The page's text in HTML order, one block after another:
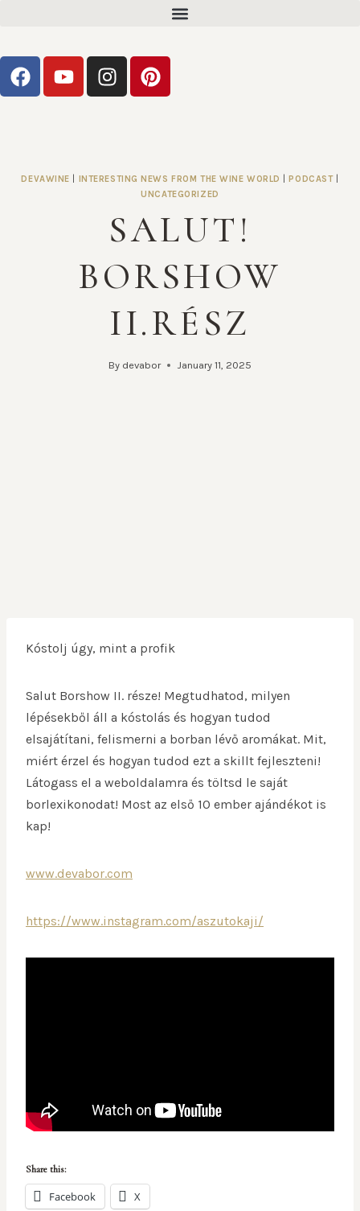
DEVAWINE INTERESTING NEWS FROM THE WINE WORLD |PODCAST|
UNCATEGORIZED
SALUT!
BORSHOW
II.RÉSZ
By devabor January 11, 2025
Kóstolj úgy, mint a profik
Salut Borshow II. része! Megtudhatod, milyen
lépésekből áll a kóstolás és hogyan tudod
elsajátítani, felismerni a borban lévő aromákat. Mit,
miért érzel és hogyan tudod ezt a skillt fejleszteni!
Látogass el a weboldalamra és töltsd le saját
borlexikonodat! Most az első 10 ember ajándékot is
kap!
www.devabor.com
https://www.instagram.com/aszutokaji/
Share this:
Facebook X